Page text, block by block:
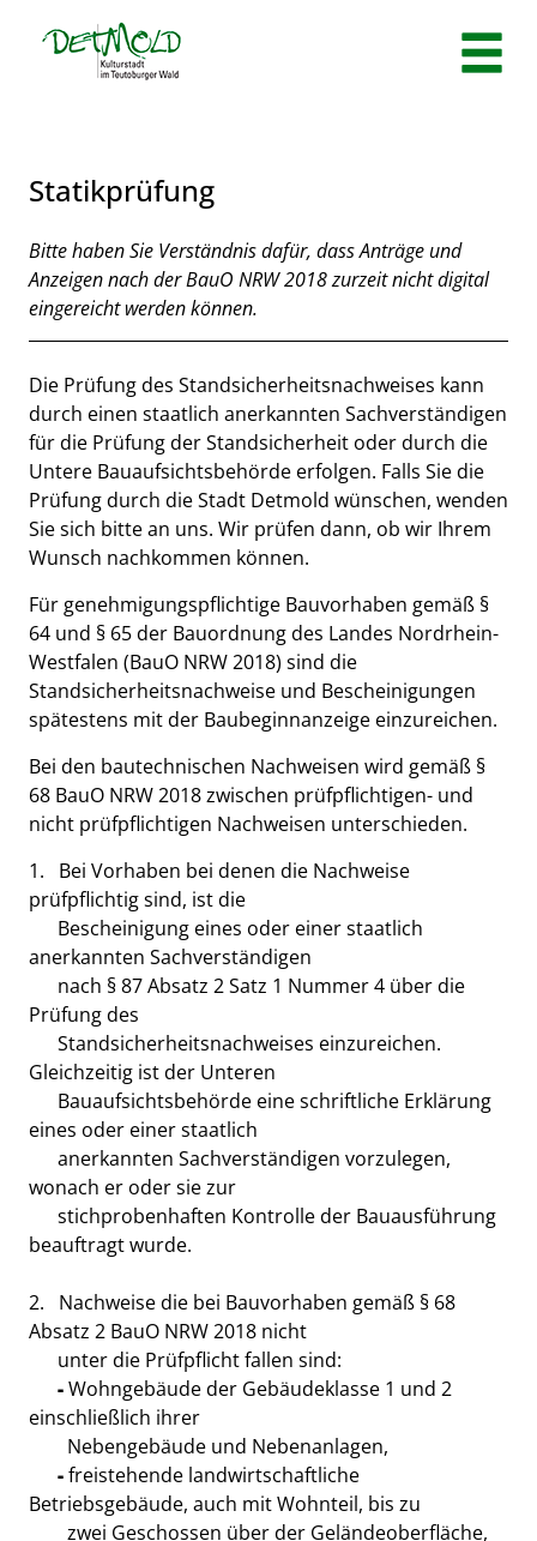
Zum Hauptinhalt springen
Statikprüfung
Kurzbeschreibung
Bitte haben Sie Verständnis dafür, dass Anträge und
Anzeigen nachder BauO NRW 2018zurzeitnicht digital
eingereicht werden können.
Beschreibung
Die Prüfung des Standsicherheitsnachweises kann
durch einen staatlich anerkannten Sachverständigen
für die Prüfung der Standsicherheit oder durch die
Untere Bauaufsichtsbehörde erfolgen. Falls Sie die
Prüfung durch die Stadt Detmold wünschen, wenden
Sie sich bitte an uns. Wir prüfen dann, ob wir Ihrem
Wunsch nachkommen können.
Für genehmigungspflichtige Bauvorhaben gemäß §
64 und § 65 der Bauordnung des Landes Nordrhein-
Westfalen (BauO NRW 2018) sind die
Standsicherheitsnachweise und Bescheinigungen
spätestens mit der Baubeginnanzeige einzureichen.
Bei den bautechnischen Nachweisen wird gemäß §
68 BauO NRW 2018 zwischen prüfpflichtigen- und
nicht prüfpflichtigen Nachweisen unterschieden.
1. Bei Vorhaben bei denen die Nachweise
prüfpflichtig sind, ist die
Bescheinigung eines oder einer staatlich
anerkannten Sachverständigen
nach § 87 Absatz 2 Satz 1 Nummer 4 über die
Prüfung des
Standsicherheitsnachweises einzureichen.
Gleichzeitig ist der Unteren
Bauaufsichtsbehörde eine schriftliche Erklärung
eines oder einer staatlich
anerkannten Sachverständigen vorzulegen,
wonach er oder sie zur
stichprobenhaften Kontrolle der Bauausführung
beauftragt wurde.
2. Nachweise die bei Bauvorhaben gemäß § 68
Absatz 2 BauO NRW 2018 nicht
unter die Prüfpflicht fallen sind:
-Wohngebäude der Gebäudeklasse 1 und 2
einschließlich ihrer
Nebengebäude und Nebenanlagen,
-freistehende landwirtschaftliche
Betriebsgebäude, auch mit Wohnteil, bis zu
zwei Geschossen über der Geländeoberfläche,